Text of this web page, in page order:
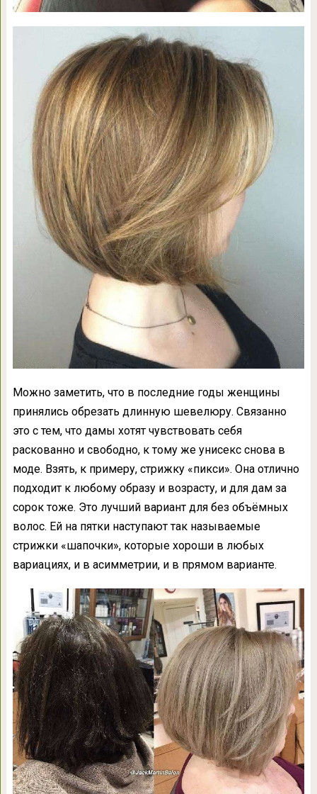
Можно заметить, что в последние годы женщины
принялись обрезать длинную шевелюру. Связанно
это с тем, что дамы хотят чувствовать себя
раскованно и свободно, к тому же унисекс снова в
моде. Взять, к примеру, стрижку «пикси». Она отлично
подходит к любому образу и возрасту, и для дам за
сорок тоже. Это лучший вариант для без объёмных
волос. Ей на пятки наступают так называемые
стрижки «шапочки», которые хороши в любых
вариациях, и в асимметрии, и в прямом варианте.